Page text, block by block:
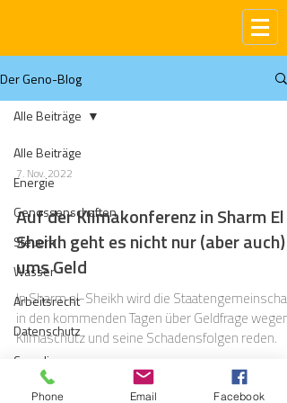
Der Geno-Blog
Alle Beiträge
Energie
Genossenschaften
Steuern
Wasser
Arbeitsrecht
Datenschutz
Compliance
Gas
Alle Beiträge
7. Nov. 2022
Auf der Klimakonferenz in Sharm El
Sheikh geht es nicht nur (aber auch)
ums Geld
In Sharm el-Sheikh wird die Staatengemeinschaft
in den kommenden Tagen über Geldfrage wegen
Klimaschutz und seine Schadensfolgen reden.
Phone Email Facebook